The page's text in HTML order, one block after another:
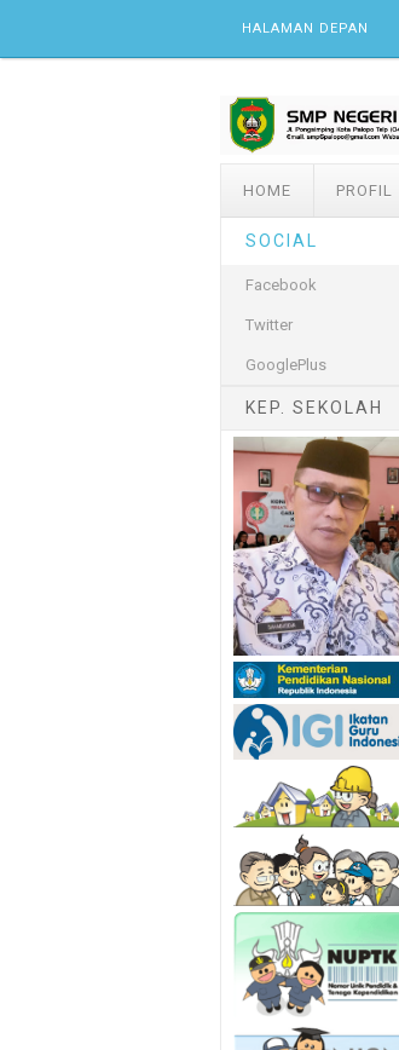
HALAMAN DEPAN
HOME PROFIL
SOCIAL
Facebook
Twitter
GooglePlus
KEP. SEKOLAH